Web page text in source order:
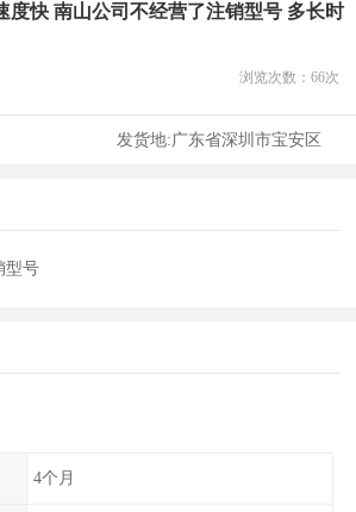
度快 南山公司不经营了注销型号 多长时
浏览次数： 66次
发货地:广东省深圳市宝安区
型号
4个月